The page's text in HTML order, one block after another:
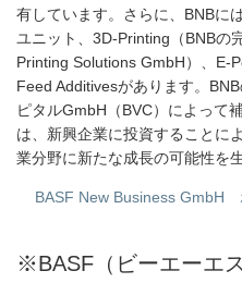
有しています。さらに、BNBに
ユニット、3D-Printing（BNBの
Printing Solutions GmbH）、E-
Feed Additivesがあります。
ピタルGmbH（BVC）によって
は、新興企業に投資することに
業分野に新たな成長の可能性を
BASF New Business GmbH
※BASF（ビーエーエ